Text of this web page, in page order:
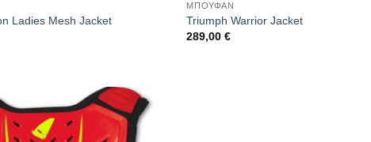
Ladies Mesh Jacket
ΜΠΟΥΦΑΝ
Triumph Warrior Jacket
289,00€